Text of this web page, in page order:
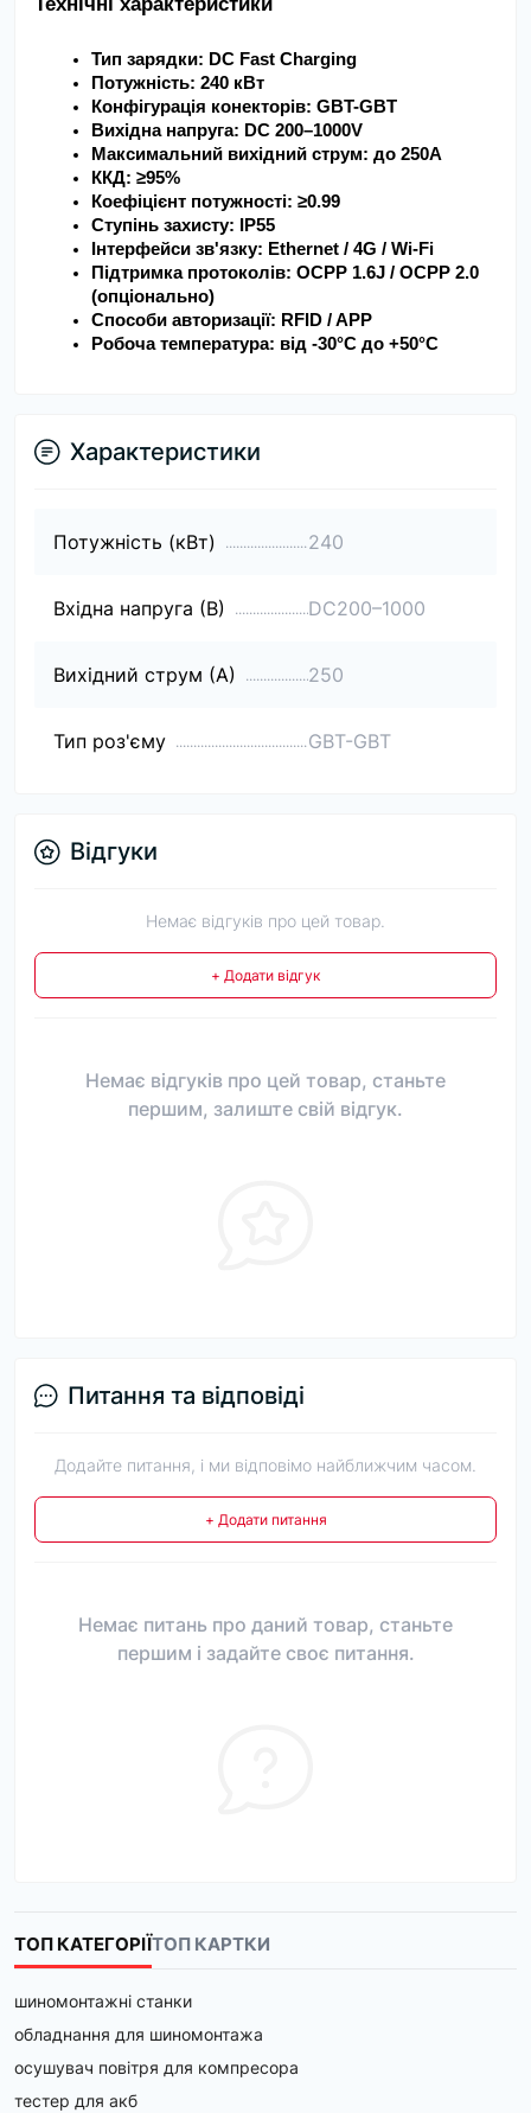
Тип зарядки: DC Fast Charging
Потужність: 240 кВт
Конфігурація конекторів: GBT-GBT
Вихідна напруга: DC 200–1000V
Максимальний вихідний струм: до 250A
ККД: ≥95%
Коефіцієнт потужності: ≥0.99
Ступінь захисту: IP55
Інтерфейси зв'язку: Ethernet / 4G / Wi-Fi
Підтримка протоколів: OCPP 1.6J / OCPP 2.0
(опціонально)
Способи авторизації: RFID / APP
Робоча температура: від -30°C до +50°C
Характеристики
Потужність (кВт) 240
Вхідна напруга (В) DC200–1000
Вихідний струм (А) 250
Тип роз'єму GBT-GBT
Відгуки
Немає відгуків про цей товар.
+ Додати відгук
Немає відгуків про цей товар, станьте
першим, залиште свій відгук.
Питання та відповіді
Додайте питання, і ми відповімо найближчим часом.
+ Додати питання
Немає питань про даний товар, станьте
першим і задайте своє питання.
ТОП КАТЕГОРІЇТОП КАРТКИ
шиномонтажні станки
обладнання для шиномонтажа
осушувач повітря для компресора
тестер для акб